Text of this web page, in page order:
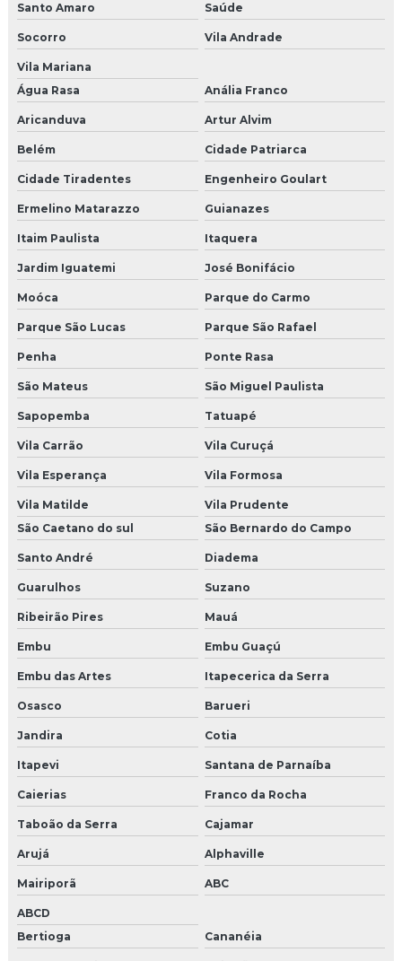
Brinquedão para buffet
Agencia produtora de eventos sp
Empresa de produção de eventos
Empresas de produção de eventos em sp
Empresas organizadoras de congressos
Produtora de eventos corporativos em sp
Produtora de shows e eventos sp
Agencia campanha de incentivo
Agencia de endomarketing
Agencia de endomarketing sp
Agencia de incentivo
Empresa de brindes corporativos
Empresa de brindes personalizados sp
Agencia de live marketing
Empresas de brindes promocionais
Empresa que faz pet park
Empresas de brindes
Empresa de shows e eventos
Produtora de shows e eventos
Empresas de shows e eventos em sp
Produtora de eventos corporativos são paulo
Agencia de criação
Santo Amaro Saúde
Socorro Vila Andrade
Vila Mariana
Água Rasa
Anália Franco
Aricanduva Artur Alvim
Belém Cidade Patriarca
Cidade Tiradentes Engenheiro Goulart
Ermelino Matarazzo Guianazes
Itaim Paulista Itaquera
Jardim Iguatemi José Bonifácio
Moóca Parque do Carmo
Parque São Lucas Parque São Rafael
Penha Ponte Rasa
São Mateus São Miguel Paulista
Sapopemba Tatuapé
Vila Carrão Vila Curuçá
Vila Esperança Vila Formosa
Vila Matilde
Vila Prudente
São Caetano do sul
São Bernardo do Campo
Santo André Diadema
Guarulhos Suzano
Ribeirão Pires Mauá
Embu Embu Guaçú
Embu das Artes Itapecerica da Serra
Osasco Barueri
Jandira Cotia
Itapevi Santana de Parnaíba
Caierias Franco da Rocha
Taboão da Serra Cajamar
Arujá Alphaville
Mairiporã ABC
ABCD
Bertioga
Cananéia